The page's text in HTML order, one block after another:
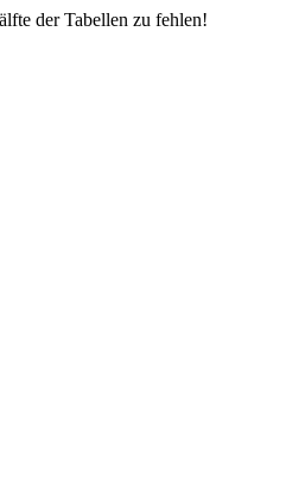
der Tabellen zu fehlen!